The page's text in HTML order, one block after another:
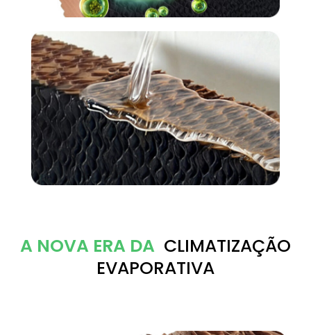
A NOVA ERA DA CLIMATIZAÇÃO
EVAPORATIVA